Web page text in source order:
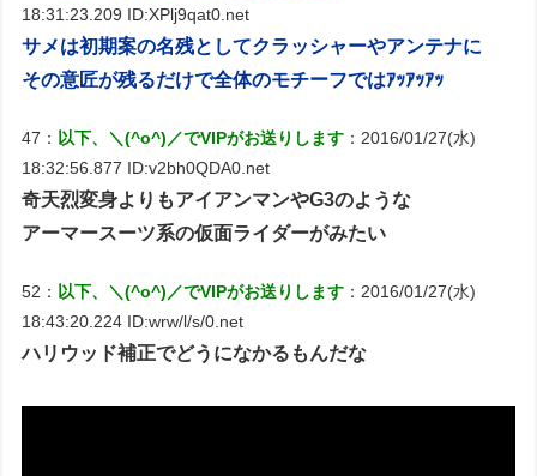
18:31:23.209 ID:XPlj9qat0.net
サメは初期案の名残としてクラッシャーやアンテナに
その意匠が残るだけで全体のモチーフではｱｯｱｯｱｯ
47： 以下、＼(^o^)／でVIPがお送りします ：2016/01/27(水)
18:32:56.877 ID:v2bh0QDA0.net
奇天烈変身よりもアイアンマンやG3のような
アーマースーツ系の仮面ライダーがみたい
52： 以下、＼(^o^)／でVIPがお送りします ：2016/01/27(水)
18:43:20.224 ID:wrw/l/s/0.net
ハリウッド補正でどうになかるもんだな